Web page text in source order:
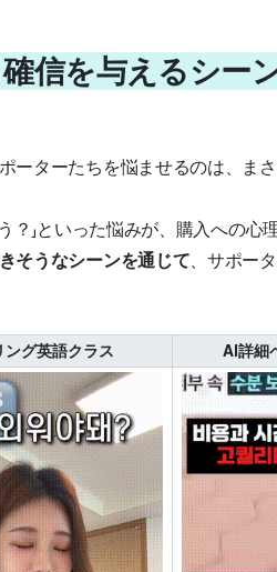
信を与えるシー
ターたちを悩ませるのは、まさ
？」といった悩みが、購入への
そうなシーンを通じて、サポー
ング英語クラス AI詳細